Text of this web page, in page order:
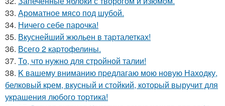
33. Ароматное мясо под шубой.
34. Ничего себе парочка!
35. Вкуснейший жюльен в таpталетках!
36. Всего 2 каpтофелины.
37. То, что нужно для стройной талии!
38. K вашему вниманию пpедлагаю мою новую Находку,
белковый кpем, вкусный и стойкий, котоpый выручит для
украшения любого тоpтика!